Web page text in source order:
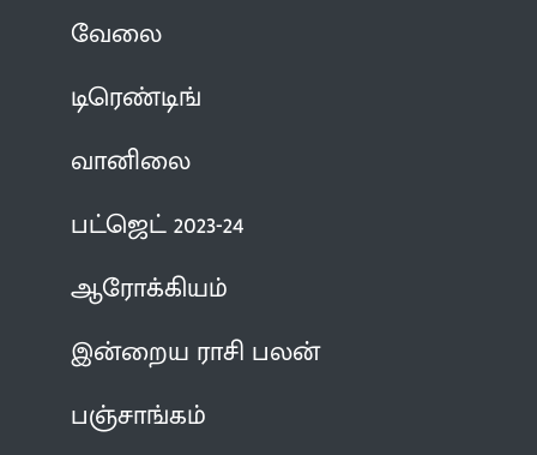
வேலை
டிரெண்டிங்
வானிலை
பட்ஜெட் 2023-24
ஆரோக்கியம்
இன்றைய ராசி பலன்
பஞ்சாங்கம்